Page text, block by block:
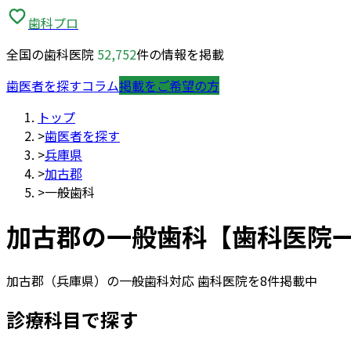
歯科プロ
全国の歯科医院 52,752件の情報を掲載
歯医者を探すコラム掲載をご希望の方
トップ
>歯医者を探す
>兵庫県
>加古郡
>一般歯科
加古郡の一般歯科 【歯科医院
加古郡 （兵庫県）の一般歯科対応 歯科医院を8件掲載中
診療科目で探す